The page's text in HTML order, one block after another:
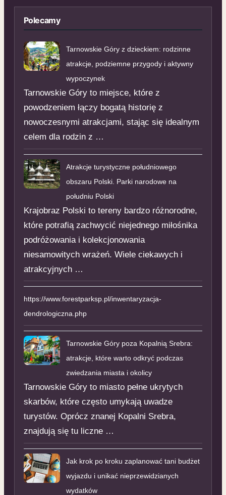
Polecamy
Tarnowskie Góry z dzieckiem: rodzinne
atrakcje, podziemne przygody i aktywny
wypoczynek
Tarnowskie Góry to miejsce, które z
powodzeniem łączy bogatą historię z
nowoczesnymi atrakcjami, stając się idealnym
celem dla rodzin z …
Atrakcje turystyczne południowego
obszaru Polski. Parki narodowe na
południu Polski
Krajobraz Polski to tereny bardzo różnorodne,
które potrafią zachwycić niejednego miłośnika
podróżowania i kolekcjonowania
niesamowitych wrażeń. Wiele ciekawych i
atrakcyjnych …
https://www.forestparksp.pl/inwentaryzacja-
dendrologiczna.php
Tarnowskie Góry poza Kopalnią Srebra:
atrakcje, które warto odkryć podczas
zwiedzania miasta i okolicy
Tarnowskie Góry to miasto pełne ukrytych
skarbów, które często umykają uwadze
turystów. Oprócz znanej Kopalni Srebra,
znajdują się tu liczne …
Jak krok po kroku zaplanować tani budżet
wyjazdu i unikać nieprzewidzianych
wydatków